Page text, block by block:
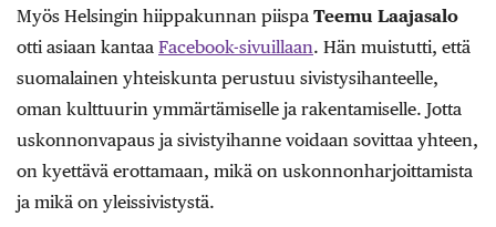
Myös Helsingin hiippakunnan piispa Teemu Laajasalo
otti asiaan kantaa Facebook-sivuillaan. Hän muistutti, että
suomalainen yhteiskunta perustuu sivistysihanteelle,
oman kulttuurin ymmärtämiselle ja rakentamiselle. Jotta
uskonnonvapaus ja sivistyihanne voidaan sovittaa yhteen,
on kyettävä erottamaan, mikä on uskonnonharjoittamista
ja mikä on yleissivistystä.